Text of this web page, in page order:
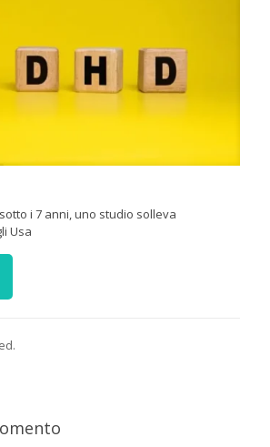
sotto i 7 anni, uno studio solleva
Usa